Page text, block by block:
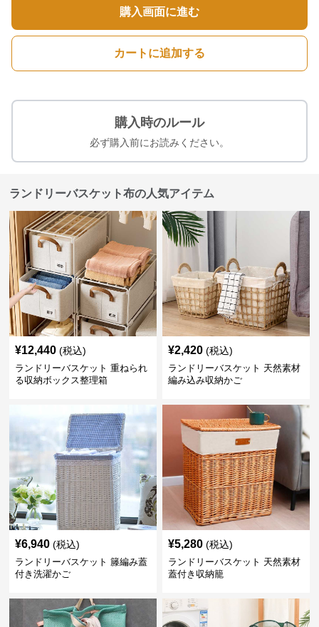
購入画面に進む
カートに追加する
購入時のルール
必ず購入前にお読みください。
ランドリーバスケット布の人気アイテム
¥12,440 (税込)
ランドリーバスケット 重ねられ
る収納ボックス整理箱
¥2,420 (税込)
ランドリーバスケット 天然素材
編み込み収納かご
¥6,940 (税込)
ランドリーバスケット 籐編み蓋
付き洗濯かご
¥5,280 (税込)
ランドリーバスケット 天然素材
蓋付き収納籠